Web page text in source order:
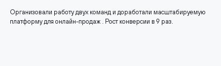
Организовали работу двух команд и доработали масштабируемую
платформу для онлайн-продаж . Рост конверсии в 9 раз.